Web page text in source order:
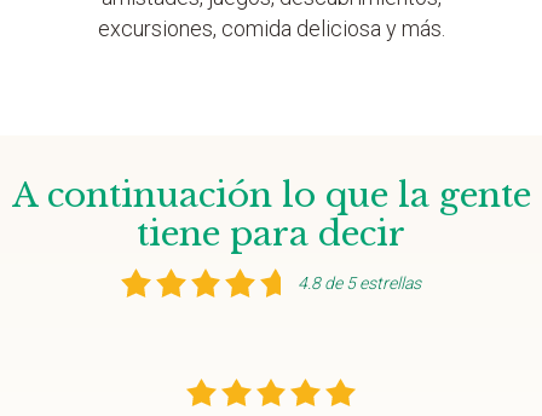
excursiones, comida deliciosa y más.
A continuación lo que la gente
tiene para decir
4.8 de 5 estrellas